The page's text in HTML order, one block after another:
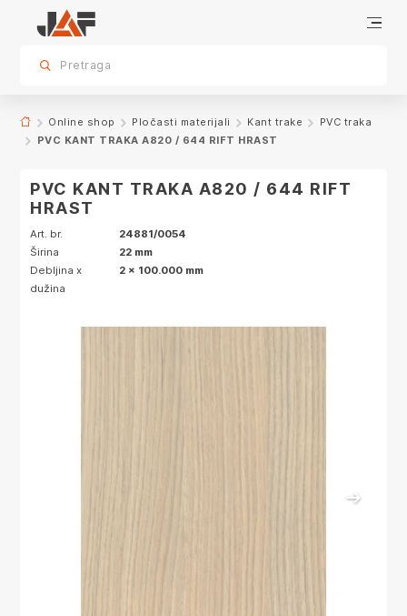
sr.skip-to.main-content
sr.skip-to.table-of-contents
sr.skip-to.main-navigation
Specifikacije
Pretraga
Online shop Pločasti materijali Kant trake
PVC traka
PVC KANT TRAKA A820 / 644 RIFT HRAST
PVC KANT TRAKA A820 / 644 RIFT
HRAST
Art. br.
24881/0054
Širina
22 mm
Debljina x
dužina
2 x 100.000 mm